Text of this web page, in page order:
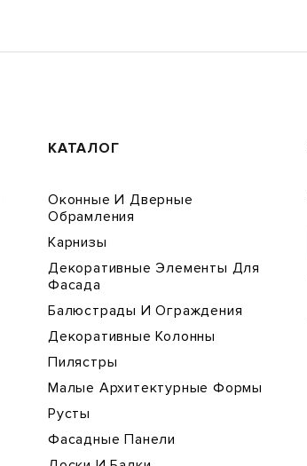
КАТАЛОГ
Оконные И Дверные
Обрамления
Карнизы
Декоративные Элементы Для
Фасада
Балюстрады И Ограждения
Декоративные Колонны
Пилястры
Малые Архитектурные Формы
Русты
Фасадные Панели